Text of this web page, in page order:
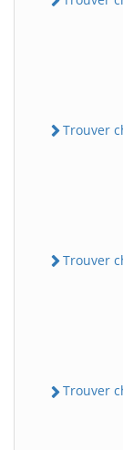
Trouver
Trouver
Trouver